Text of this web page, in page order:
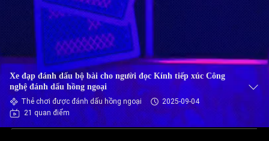
Xe đạp đánh dấu bộ bài cho người đọc Kính tiếp xúc Công
nghệ đánh dấu hồng ngoại
Thẻ chơi được đánh dấu hồng ngoại
2025-09-04
21 quan điểm